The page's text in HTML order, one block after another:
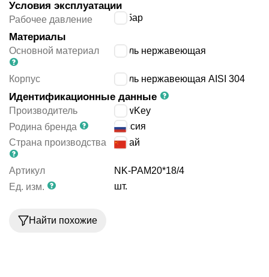
Условия эксплуатации
Рабочее давление бар
Материалы
Основной материал сталь нержавеющая
Корпус сталь нержавеющая AISI 304
Идентификационные данные
Производитель
NewKey
Родина бренда
Россия
Страна производства
Китай
Артикул
NK-PAM20*18/4
Ед. изм.
шт.
Найти похожие